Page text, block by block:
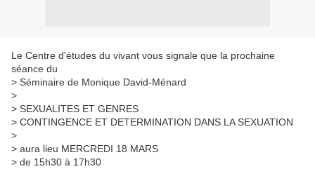
Le Centre d'études du vivant vous signale que la prochaine
séance du
> Séminaire de Monique David-Ménard
>
> SEXUALITES ET GENRES
> CONTINGENCE ET DETERMINATION DANS LA SEXUATION
>
> aura lieu MERCREDI 18 MARS
> de 15h30 à 17h30